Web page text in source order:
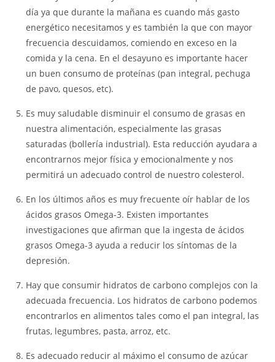
día ya que durante la mañana es cuando más gasto
energético necesitamos y es también la que con mayor
frecuencia descuidamos, comiendo en exceso en la
comida y la cena. En el desayuno es importante hacer
un buen consumo de proteínas (pan integral, pechuga
de pavo, quesos, etc).
Es muy saludable disminuir el consumo de grasas en
nuestra alimentación, especialmente las grasas
saturadas (bollería industrial). Esta reducción ayudara a
encontrarnos mejor física y emocionalmente y nos
permitirá un adecuado control de nuestro colesterol.
En los últimos años es muy frecuente oír hablar de los
ácidos grasos Omega-3. Existen importantes
investigaciones que afirman que la ingesta de ácidos
grasos Omega-3 ayuda a reducir los síntomas de la
depresión.
Hay que consumir hidratos de carbono complejos con la
adecuada frecuencia. Los hidratos de carbono podemos
encontrarlos en alimentos tales como el pan integral, las
frutas, legumbres, pasta, arroz, etc.
Es adecuado reducir al máximo el consumo de azúcar